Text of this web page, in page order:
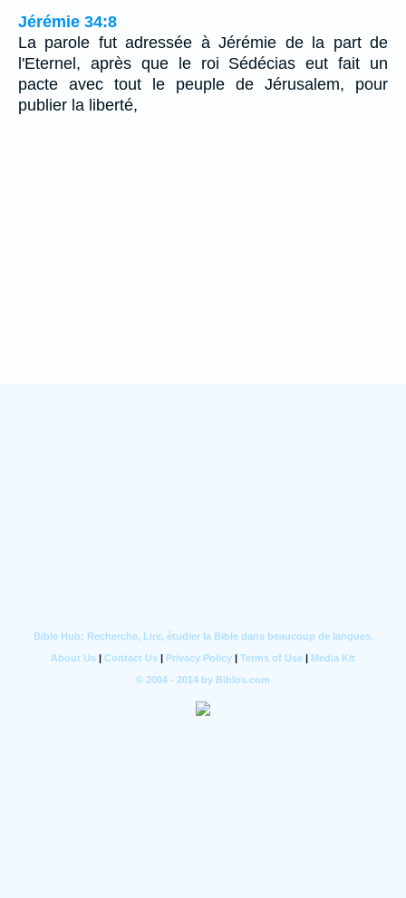
Jérémie 34:8
La parole fut adressée à Jérémie de la part de
l'Eternel, après que le roi Sédécias eut fait un
pacte avec tout le peuple de Jérusalem, pour
publier la liberté,